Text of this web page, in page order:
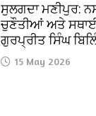
ਸੁਲਗਦਾ ਮਣੀਪੁਰ:
ਚੁਣੌਤੀਆਂ ਅਤੇ ਸਥਾਈ
ਗੁਰਪ੍ਰੀਤ ਸਿੰਘ
15 May 2026